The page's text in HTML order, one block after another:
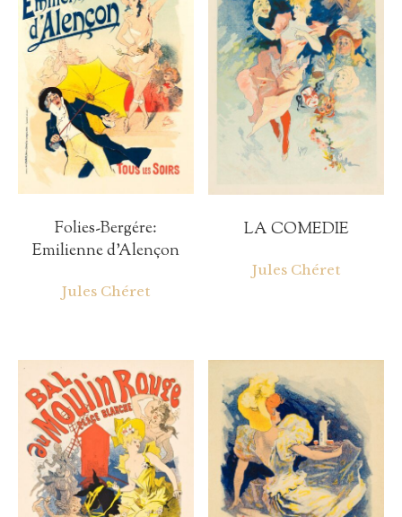
Folies-Bergére:
Emilienne d’Alençon
Jules Chéret
LA COMEDIE
Jules Chéret